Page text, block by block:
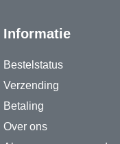
Informatie
Bestelstatus
Verzending
Betaling
Over ons